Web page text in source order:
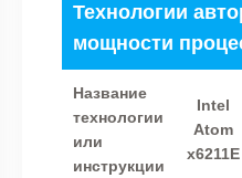
Технологии
мощности
Название
технологии
или
инструкции
Intel
Atom
x6211E